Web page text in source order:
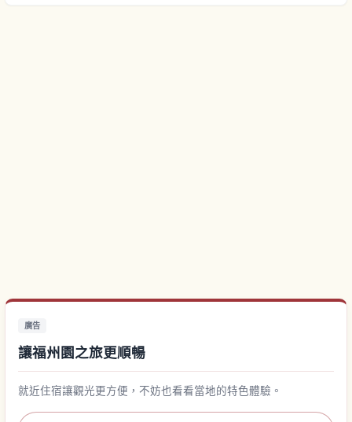
廣告
讓福州園之旅更順暢
就近住宿讓觀光更方便，不妨也看看當地的特色體驗。